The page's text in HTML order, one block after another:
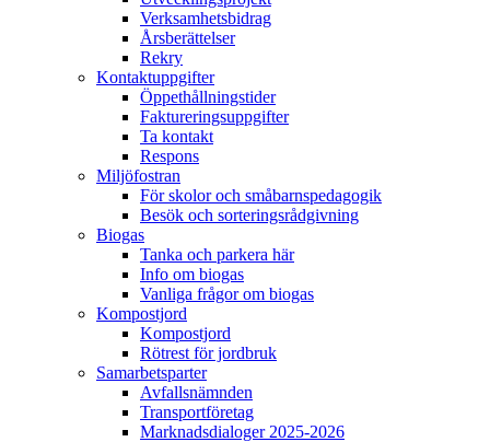
Verksamhetsbidrag
Årsberättelser
Rekry
Kontaktuppgifter
Öppethållningstider
Faktureringsuppgifter
Ta kontakt
Respons
Miljöfostran
För skolor och småbarnspedagogik
Besök och sorteringsrådgivning
Biogas
Tanka och parkera här
Info om biogas
Vanliga frågor om biogas
Kompostjord
Kompostjord
Rötrest för jordbruk
Samarbetsparter
Avfallsnämnden
Transportföretag
Marknadsdialoger 2025-2026